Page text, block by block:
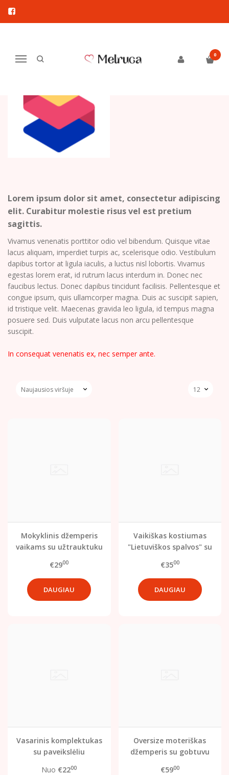
Navigacija
0
MELRUGA
Lorem ipsum dolor sit amet, consectetur adipiscing
elit. Curabitur molestie risus vel est pretium
sagittis.
Vivamus venenatis porttitor odio vel bibendum. Quisque vitae
lacus aliquam, imperdiet turpis ac, scelerisque odio. Vestibulum
dapibus tortor at ligula iaculis, a luctus nisl lobortis. Vivamus
egestas lorem erat, id rutrum lacus interdum in. Donec nec
faucibus lectus. Donec dapibus tincidunt facilisis. Pellentesque et
congue ipsum, quis ullamcorper magna. Duis ac suscipit sapien,
id tristique velit. Maecenas gravida leo ligula, id tempus magna
posuere sed. Duis vulputate lacus non arcu pellentesque
suscipit.
In consequat venenatis ex, nec semper ante.
Mokyklinis džemperis
vaikams su užtrauktuku
€2900
DAUGIAU
Vaikiškas kostiumas
"Lietuviškos spalvos" su
€3500
DAUGIAU
Vasarinis komplektukas
su paveikslėliu
Nuo €2200
Oversize moteriškas
džemperis su gobtuvu
€5900